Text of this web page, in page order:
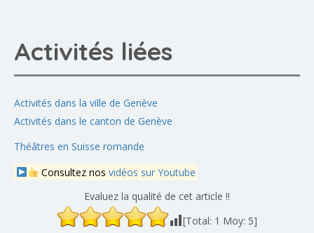
Activités liées
Activités dans la ville de Genève
Activités dans le canton de Genève
Théâtres en Suisse romande
Consultez nos vidéos sur Youtube
Evaluez la qualité de cet article !!
[Total: 1 Moy: 5]